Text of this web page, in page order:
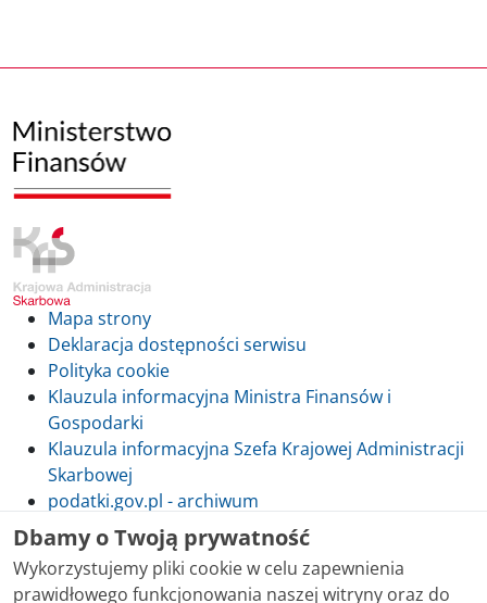
Mapa strony
Deklaracja dostępności serwisu
Polityka cookie
Klauzula informacyjna Ministra Finansów i
Gospodarki
Klauzula informacyjna Szefa Krajowej Administracji
Skarbowej
podatki.gov.pl - archiwum
Dbamy o Twoją prywatność
Wykorzystujemy pliki cookie w celu zapewnienia
prawidłowego funkcjonowania naszej witryny oraz do